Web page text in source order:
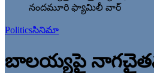
నందమూరి ఫ్యామిలీ వార్
Politicsసినిమా
బాలయ్యపై